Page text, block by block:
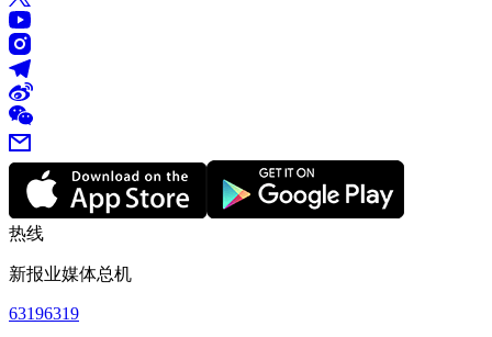
热线
新报业媒体总机
63196319